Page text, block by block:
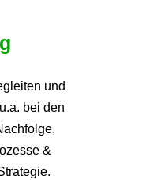
und
bei den
&